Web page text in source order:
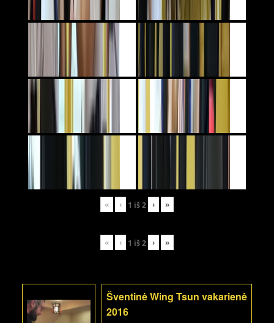
« ‹ 1 iš2 › »
« ‹ 1 iš2 › »
Šventinė Wing Tsun vakarienė
2016